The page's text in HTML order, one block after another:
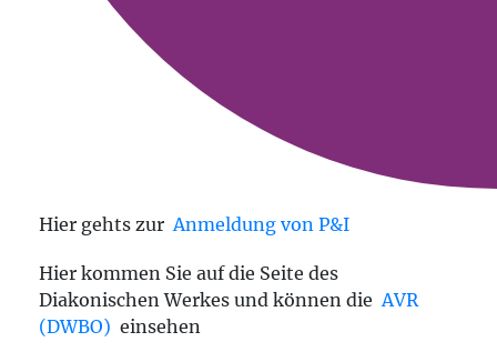
Hier gehts zur Anmeldung von P&I
Hier kommen Sie auf die Seite des
Diakonischen Werkes und können die AVR
(DWBO) einsehen